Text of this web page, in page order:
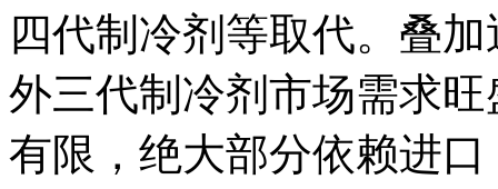
四代制冷剂等取代。叠
外三代制冷剂市场需求
有限，绝大部分依赖进